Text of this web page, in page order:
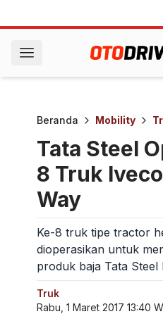
Beranda Mobility
Tata Steel
8 Truk
Way
Ke-8 truk tipe tractor
dioperasikan untuk
produk baja Tata Steel
Truk
Rabu, 1 Maret 2017 13:40